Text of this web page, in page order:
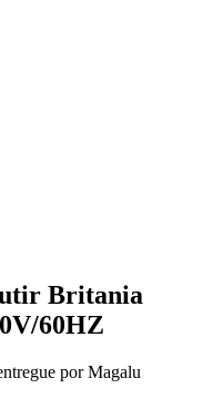
Britania
60HZ
por Magalu